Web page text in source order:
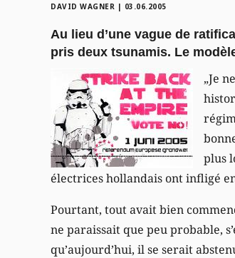
DAVID WAGNER | 03.06.2005
Au lieu d’une vague de
pris deux tsunamis. Le
„Je
plus
électrices hollandais ont infligé
Pourtant, tout avait bien
ne paraissait que peu probable,
qu’aujourd’hui, il se serait